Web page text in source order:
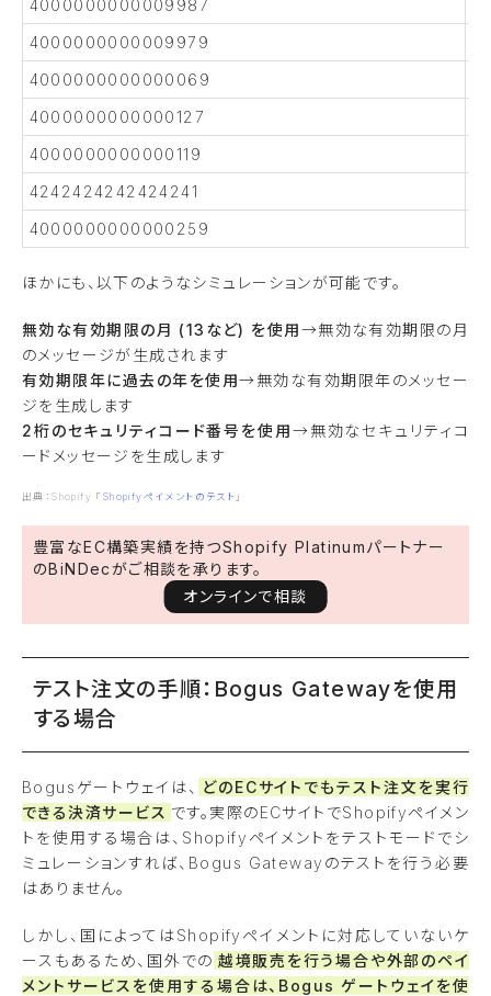
4000000000009987
4000000000009979
4000000000000069
4000000000000127
4000000000000119
4242424242424241
4000000000000259
ほかにも、以下のようなシミュレーションが可能です。
無効な有効期限の月 (13など) を使用→無効な有効期限の月
のメッセージが生成されます
有効期限年に過去の年を使用→無効な有効期限年のメッセー
ジを生成します
2桁のセキュリティコード番号を使用→無効なセキュリティコ
ードメッセージを生成します
出典：Shopify 「 Shopifyペイメントのテスト 」
豊富なEC構築実績を持つShopify Platinumパートナー
のBiNDecがご相談を承ります。
オンラインで相談
テスト注文の手順：Bogus Gatewayを使用
する場合
Bogusゲートウェイは、 どのECサイトでもテスト注文を実行
できる決済サービス です。実際のECサイトでShopifyペイメン
トを使用する場合は、Shopifyペイメントをテストモードでシ
ミュレーションすれば、Bogus Gatewayのテストを行う必要
はありません。
しかし、国によってはShopifyペイメントに対応していないケ
ースもあるため、国外での 越境販売を行う場合や外部のペイ
メントサービスを使用する場合は、Bogus ゲートウェイを使